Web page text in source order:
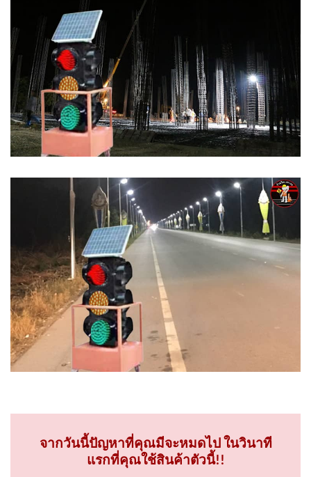
จากวันนี้ปัญหาที่คุณมีจะหมดไป ในวินาที
แรกที่คุณใช้สินค้าตัวนี้!!